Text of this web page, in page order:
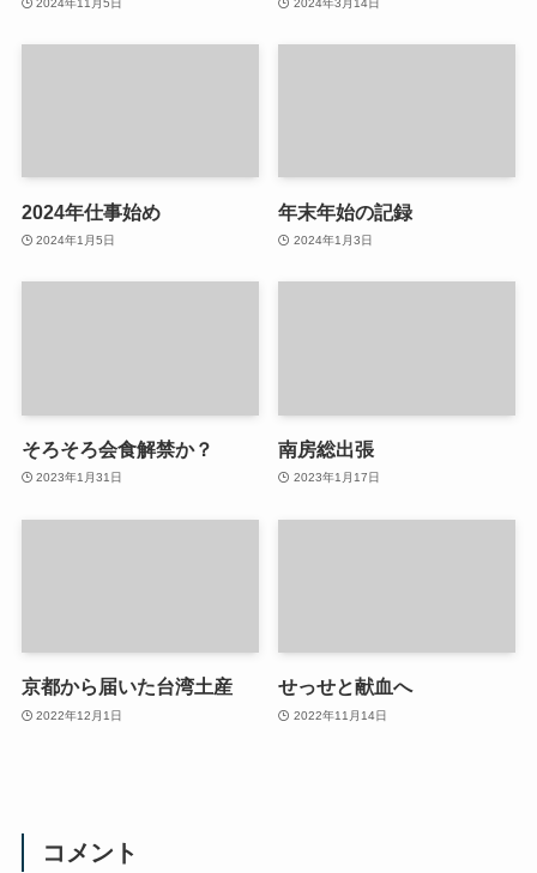
2024年11月5日 2024年3月14日
2024年仕事始め
2024年1月5日
年末年始の記録
2024年1月3日
そろそろ会食解禁か？
2023年1月31日
南房総出張
2023年1月17日
京都から届いた台湾土産
2022年12月1日
せっせと献血へ
2022年11月14日
コメント